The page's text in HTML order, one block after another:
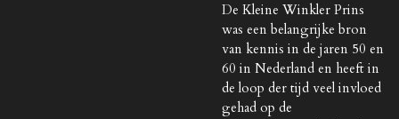
De Kleine Winkler Prins
was een belangrijke bron
van kennis in de jaren 50 en
60 in Nederland en heeft in
de loop der tijd veel invloed
gehad op de